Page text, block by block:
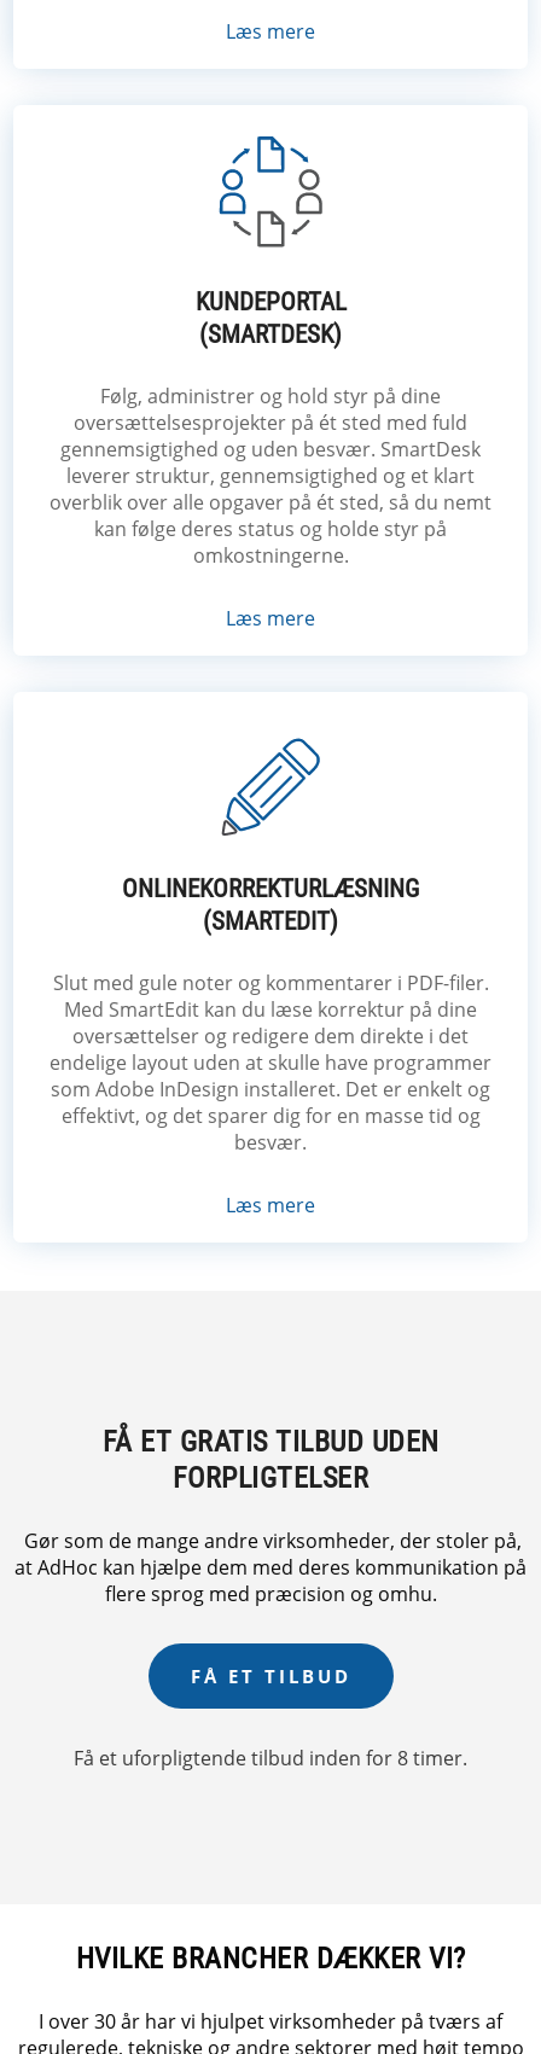
Læs mere
KUNDEPORTAL
(SMARTDESK)
Følg, administrer og hold styr på dine
oversættelsesprojekter på ét sted med fuld
gennemsigtighed og uden besvær. SmartDesk
leverer struktur, gennemsigtighed og et klart
overblik over alle opgaver på ét sted, så du nemt
kan følge deres status og holde styr på
omkostningerne.
Læs mere
ONLINEKORREKTURLÆSNING
(SMARTEDIT)
Slut med gule noter og kommentarer i PDF-filer.
Med SmartEdit kan du læse korrektur på dine
oversættelser og redigere dem direkte i det
endelige layout uden at skulle have programmer
som Adobe InDesign installeret. Det er enkelt og
effektivt, og det sparer dig for en masse tid og
besvær.
Læs mere
FÅ ET GRATIS TILBUD UDEN
FORPLIGTELSER
Gør som de mange andre virksomheder, der stoler på,
at AdHoc kan hjælpe dem med deres kommunikation på
flere sprog med præcision og omhu.
FÅ ET TILBUD
Få et uforpligtende tilbud inden for 8 timer.
HVILKE BRANCHER DÆKKER VI?
I over 30 år har vi hjulpet virksomheder på tværs af
regulerede, tekniske og andre sektorer med højt tempo